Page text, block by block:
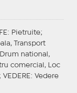
: Pietruite;
Transport
national,
comercial, Loc
VEDERE : Vedere